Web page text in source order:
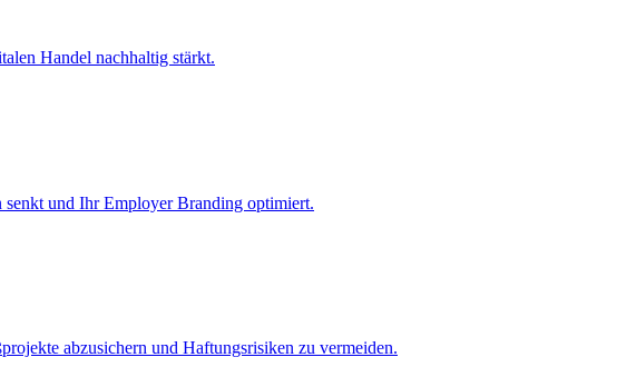
Handel nachhaltig stärkt.
und Ihr Employer Branding optimiert.
abzusichern und Haftungsrisiken zu vermeiden.